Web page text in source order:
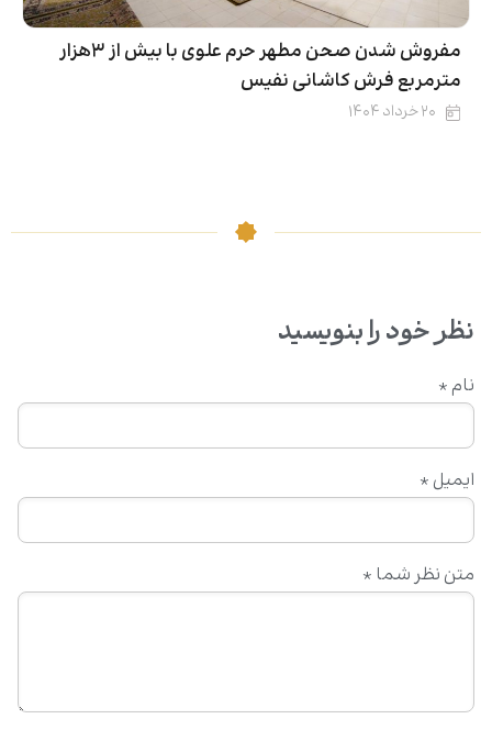
مفروش شدن صحن مطهر حرم علوی با بیش از ۳هزار
مترمربع فرش کاشانی نفیس
۲۰ خرداد ۱۴۰۴
نظر خود را بنویسید
متن نظر شما *
نام *
ایمیل *